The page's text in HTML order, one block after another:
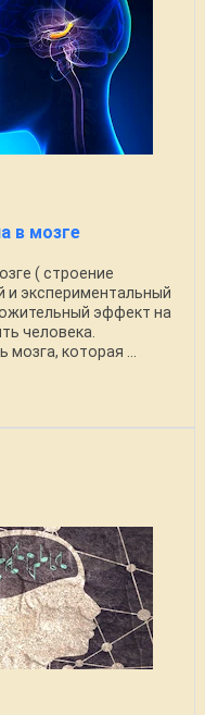
в мозге
( строение
и экспериментальный
эффект на
человека.
мозга, которая ...